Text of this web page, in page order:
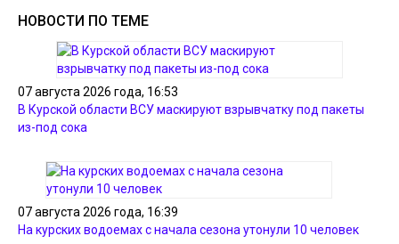
НОВОСТИ ПО ТЕМЕ
07 августа 2026 года, 16:53
В Курской области ВСУ маскируют взрывчатку под пакеты
из-под сока
07 августа 2026 года, 16:39
На курских водоемах с начала сезона утонули 10 человек